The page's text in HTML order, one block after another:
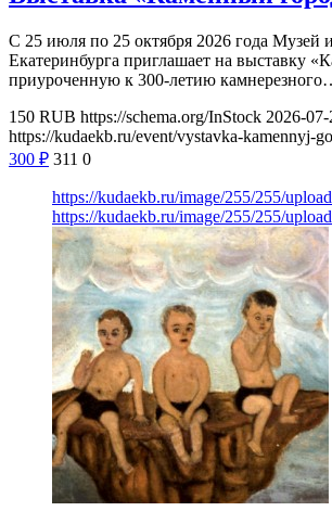
С 25 июля по 25 октября 2026 года Музей
Екатеринбурга приглашает на выставку
приуроченную к 300-летию
150 RUB https://schema.org/InStock 2026-
https://kudaekb.ru/event/vystavka-kamennyj-
300 ₽ 311 0
https://kudaekb.ru/image/255/255/
https://kudaekb.ru/image/255/255/